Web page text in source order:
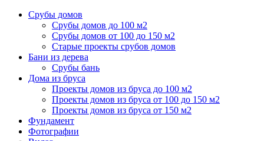
Срубы домов
Срубы домов до 100 м2
Срубы домов от 100 до 150 м2
Старые проекты срубов домов
Бани из дерева
Срубы бань
Дома из бруса
Проекты домов из бруса до 100 м2
Проекты домов из бруса от 100 до 150 м2
Проекты домов из бруса от 150 м2
Фундамент
Фотографии